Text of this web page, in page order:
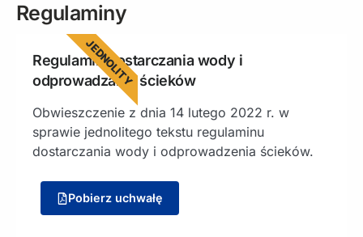
Regulaminy
Regulamin dostarczania wody i
odprowadzania ścieków
Obwieszczenie z dnia 14 lutego 2022 r. w
sprawie jednolitego tekstu regulaminu
dostarczania wody i odprowadzenia ścieków.
JEDNOLITY
Pobierz uchwałę